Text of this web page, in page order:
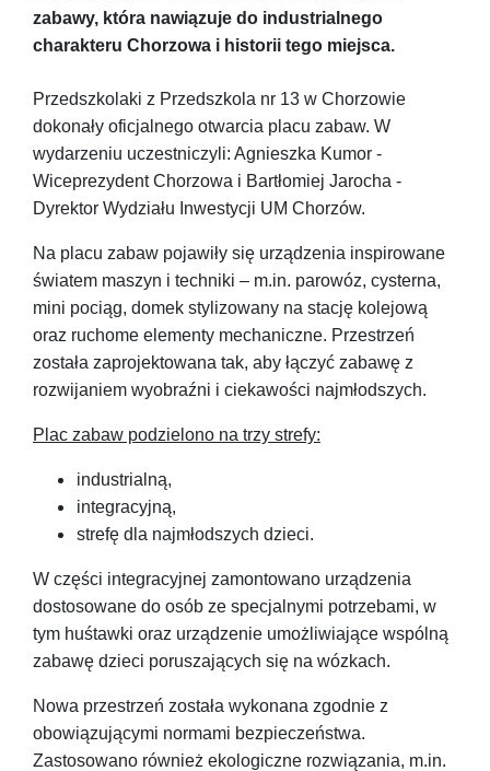
zabawy, która nawiązuje do industrialnego
charakteru Chorzowa i historii tego miejsca.
Przedszkolaki z Przedszkola nr 13 w Chorzowie
dokonały oficjalnego otwarcia placu zabaw. W
wydarzeniu uczestniczyli: Agnieszka Kumor -
Wiceprezydent Chorzowa i Bartłomiej Jarocha -
Dyrektor Wydziału Inwestycji UM Chorzów.
Na placu zabaw pojawiły się urządzenia inspirowane
światem maszyn i techniki – m.in. parowóz, cysterna,
mini pociąg, domek stylizowany na stację kolejową
oraz ruchome elementy mechaniczne. Przestrzeń
została zaprojektowana tak, aby łączyć zabawę z
rozwijaniem wyobraźni i ciekawości najmłodszych.
Plac zabaw podzielono na trzy strefy:
industrialną,
integracyjną,
strefę dla najmłodszych dzieci.
W części integracyjnej zamontowano urządzenia
dostosowane do osób ze specjalnymi potrzebami, w
tym huśtawki oraz urządzenie umożliwiające wspólną
zabawę dzieci poruszających się na wózkach.
Nowa przestrzeń została wykonana zgodnie z
obowiązującymi normami bezpieczeństwa.
Zastosowano również ekologiczne rozwiązania, m.in.